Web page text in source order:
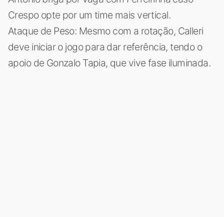
Crespo opte por um time mais vertical.
Ataque de Peso: Mesmo com a rotação, Calleri
deve iniciar o jogo para dar referência, tendo o
apoio de Gonzalo Tapia, que vive fase iluminada.